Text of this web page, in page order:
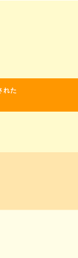
れた